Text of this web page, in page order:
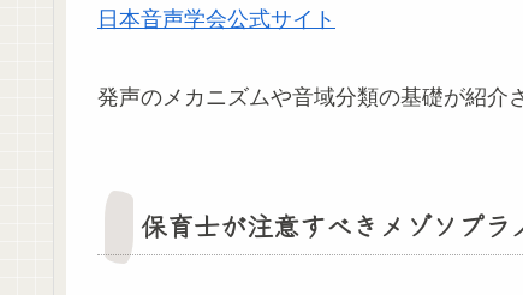
日本音声学会公式サイト
発声のメカニズムや音域分類の基礎が紹介
保育士が注意すべきメゾソプラ